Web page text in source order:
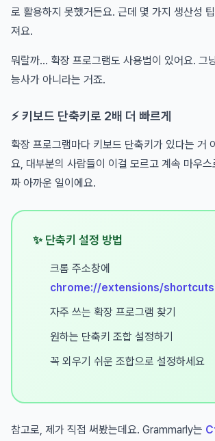
로 활용하지 못했거든요. 근데 몇 가지 생산성
져요.
뭐랄까... 확장 프로그램도 사용법이 있어요. 그
능사가 아니라는 거죠.
⚡ 키보드 단축키로 2배 더 빠르게
확장 프로그램마다 키보드 단축키가 있다는 거
요, 대부분의 사람들이 이걸 모르고 계속 마우
짜 아까운 일이에요.
✨ 단축키 설정 방법
크롬 주소창에
chrome://extensions/shortcuts
자주 쓰는 확장 프로그램 찾기
원하는 단축키 조합 설정하기
꼭 외우기 쉬운 조합으로 설정하세요
참고로, 제가 직접 써봤는데요. Grammarly는